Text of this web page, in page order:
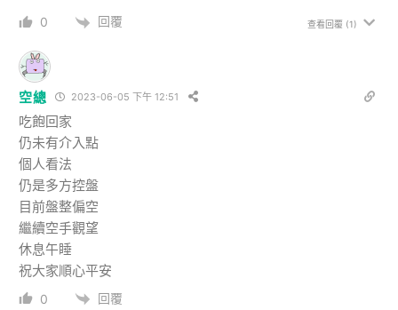
0 回覆 查看回覆 (1)
空總 2023-06-05 下午 12:51
吃飽回家
仍未有介入點
個人看法
仍是多方控盤
目前盤整偏空
繼續空手觀望
休息午睡
祝大家順心平安
0 回覆